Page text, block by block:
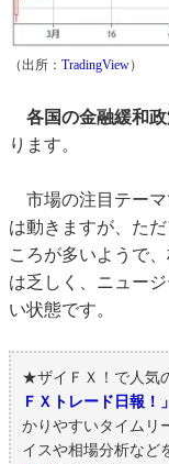
（出所： TradingView）
各国の金融緩和
ります。
市場の注目テーマ
は動きますが、た
ころが多いようで
は乏しく、ニュー
い状態です。
★ザイＦＸ！で人気
ＦＸトレード日報！」
かりやすいタイムリ
イスや相場分析など